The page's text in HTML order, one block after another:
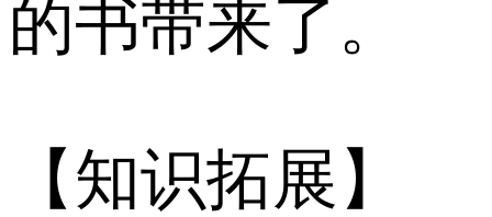
的书带来了。
【知识拓展】